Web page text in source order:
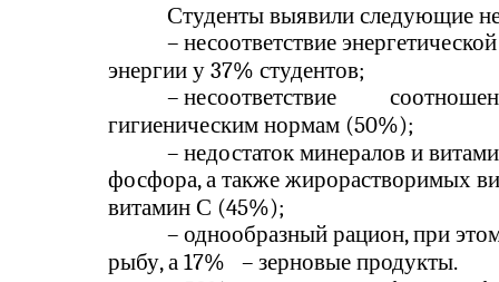
Студенты выявили следующие
– несоответствие
энергии у 37% студентов;
– несоответствие
гигиеническим нормам (50%);
– недостаток минералов и
фосфора, а также жирорастворимых
витамин С (45%);
– однообразный рацион, при
рыбу, а 17%
– зерновые продукты.